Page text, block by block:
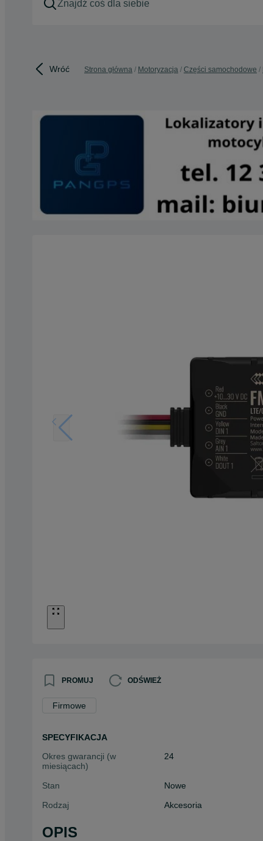
Wróć Strona główna Motoryzacja Części samochodowe
PROMUJ ODŚWIEŻ
Firmowe
SPECYFIKACJA
Okres gwarancji (w
miesiącach)
24
Stan
Nowe
Rodzaj
Akcesoria
OPIS